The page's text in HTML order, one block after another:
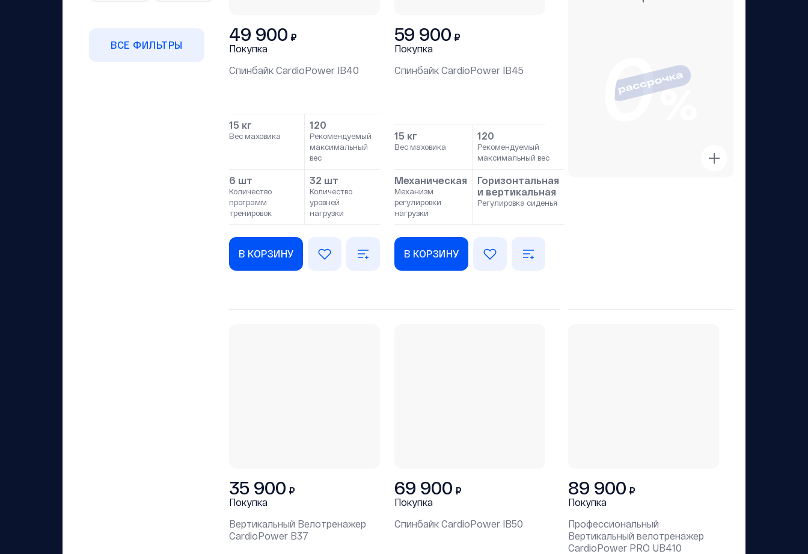
ВСЕ ФИЛЬТРЫ
49 900 ₽
Покупка
Спинбайк СardioPower IB40
15 кг
Вес маховика
120
Рекомендуемый
максимальный
вес
6 шт
Количество
программ
тренировок
32 шт
Количество
уровней
нагрузки
В КОРЗИНУ
59 900 ₽
Покупка
Спинбайк СardioPower IB45
15 кг
Вес маховика
120
Рекомендуемый
максимальный вес
Механическая
Механизм
регулировки
нагрузки
Горизонтальная
и вертикальная
Регулировка сиденья
В КОРЗИНУ
35 900 ₽
Покупка
Вертикальный Велотренажер
СardioPower B37
69 900 ₽
Покупка
Спинбайк СardioPower IB50
89 900 ₽
Покупка
Профессиональный
Вертикальный велотренажер
CardioPower PRO UB410